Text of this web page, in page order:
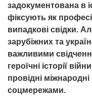
задокументована в
фіксують як
випадкові свідки.
зарубіжних та
важливими
героїчні історії
провідні
соцмережами.